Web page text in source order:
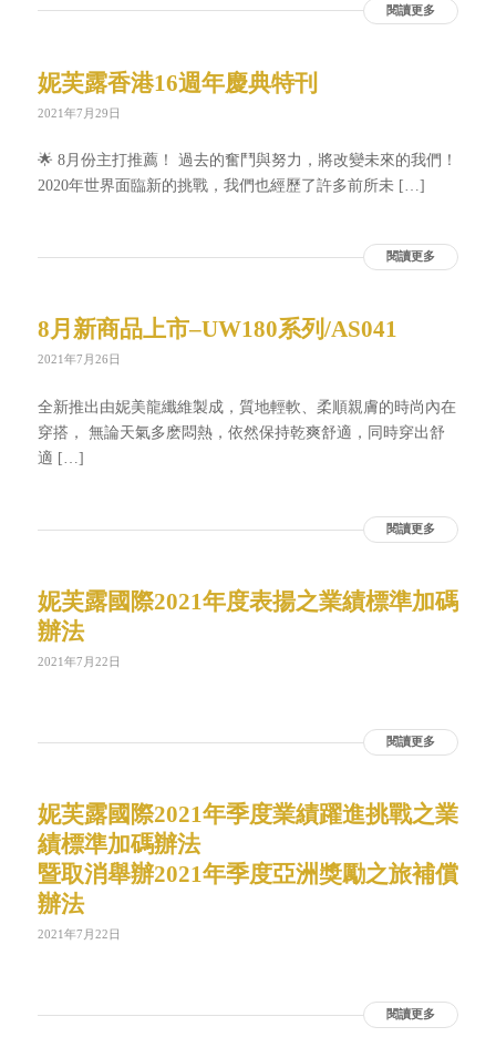
閱讀更多
妮芙露香港️16週年慶典特刊
2021年7月29日
🌟 8月份主打推薦！ 過去的奮鬥與努力，將改變未來的我們！
2020年世界面臨新的挑戰，我們也經歷了許多前所未 […]
閱讀更多
8月新商品上市–UW180系列/AS041
2021年7月26日
全新推出由妮美龍纖維製成，質地輕軟、柔順親膚的時尚內在
穿搭， 無論天氣多麽悶熱，依然保持乾爽舒適，同時穿出舒
適 […]
閱讀更多
妮芙露國際2021年度表揚之業績標準加碼
辦法
2021年7月22日
閱讀更多
妮芙露國際2021年季度業績躍進挑戰之業
績標準加碼辦法
暨取消舉辦2021年季度亞洲獎勵之旅補償
辦法
2021年7月22日
閱讀更多